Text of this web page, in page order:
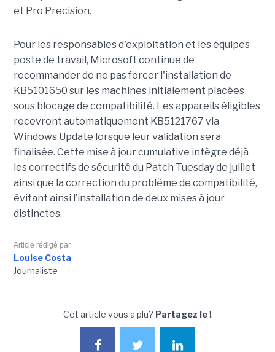
et Pro Precision.
Pour les responsables d'exploitation et les équipes
poste de travail, Microsoft continue de
recommander de ne pas forcer l'installation de
KB5101650 sur les machines initialement placées
sous blocage de compatibilité. Les appareils éligibles
recevront automatiquement KB5121767 via
Windows Update lorsque leur validation sera
finalisée. Cette mise à jour cumulative intègre déjà
les correctifs de sécurité du Patch Tuesday de juillet
ainsi que la correction du problème de compatibilité,
évitant ainsi l’installation de deux mises à jour
distinctes.
Article rédigé par
Louise Costa
Journaliste
Cet article vous a plu? Partagez le !